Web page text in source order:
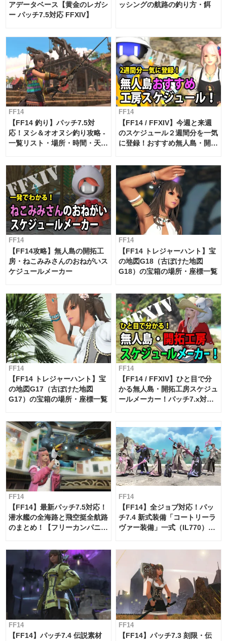
アデータベース【黄金のレガシ
ー パッチ7.5対応 FFXIV】
ッシングの航路の釣り方・餌
FF14
【FF14 釣り】パッチ7.5対
応！ヌシ＆オオヌシ釣り攻略 -
一覧リスト・場所・時間・天
FF14
【FF14 / FFXIV】今週と来週
のスケジュール２週間分を一気
に登録！おすすめ無人島・開拓
FF14
【FF14攻略】無人島の開拓工
房・ねこみみさんのおねがいス
ケジュールメーカー
FF14
【FF14 トレジャーハント】宝
の地図G18（古ぼけた地図
G18）の宝箱の場所・座標一覧
FF14
【FF14 トレジャーハント】宝
の地図G17（古ぼけた地図
G17）の宝箱の場所・座標一覧
FF14
【FF14 / FFXIV】ひと目で分
かる無人島・開拓工房スケジュ
ールメーカー！パッチ7.x対応
FF14
【FF14】最新パッチ7.5対応！
潜水艦の全海路と飛空挺全航路
のまとめ！【フリーカンパニ
FF14
【FF14】全ジョブ対応！パッ
チ7.4 新式装備「コートリーラ
ヴァー装備」一式（IL770）の
FF14
【FF14】パッチ7.4 伝説素材
FF14
【FF14】パッチ7.3 刻限・伝